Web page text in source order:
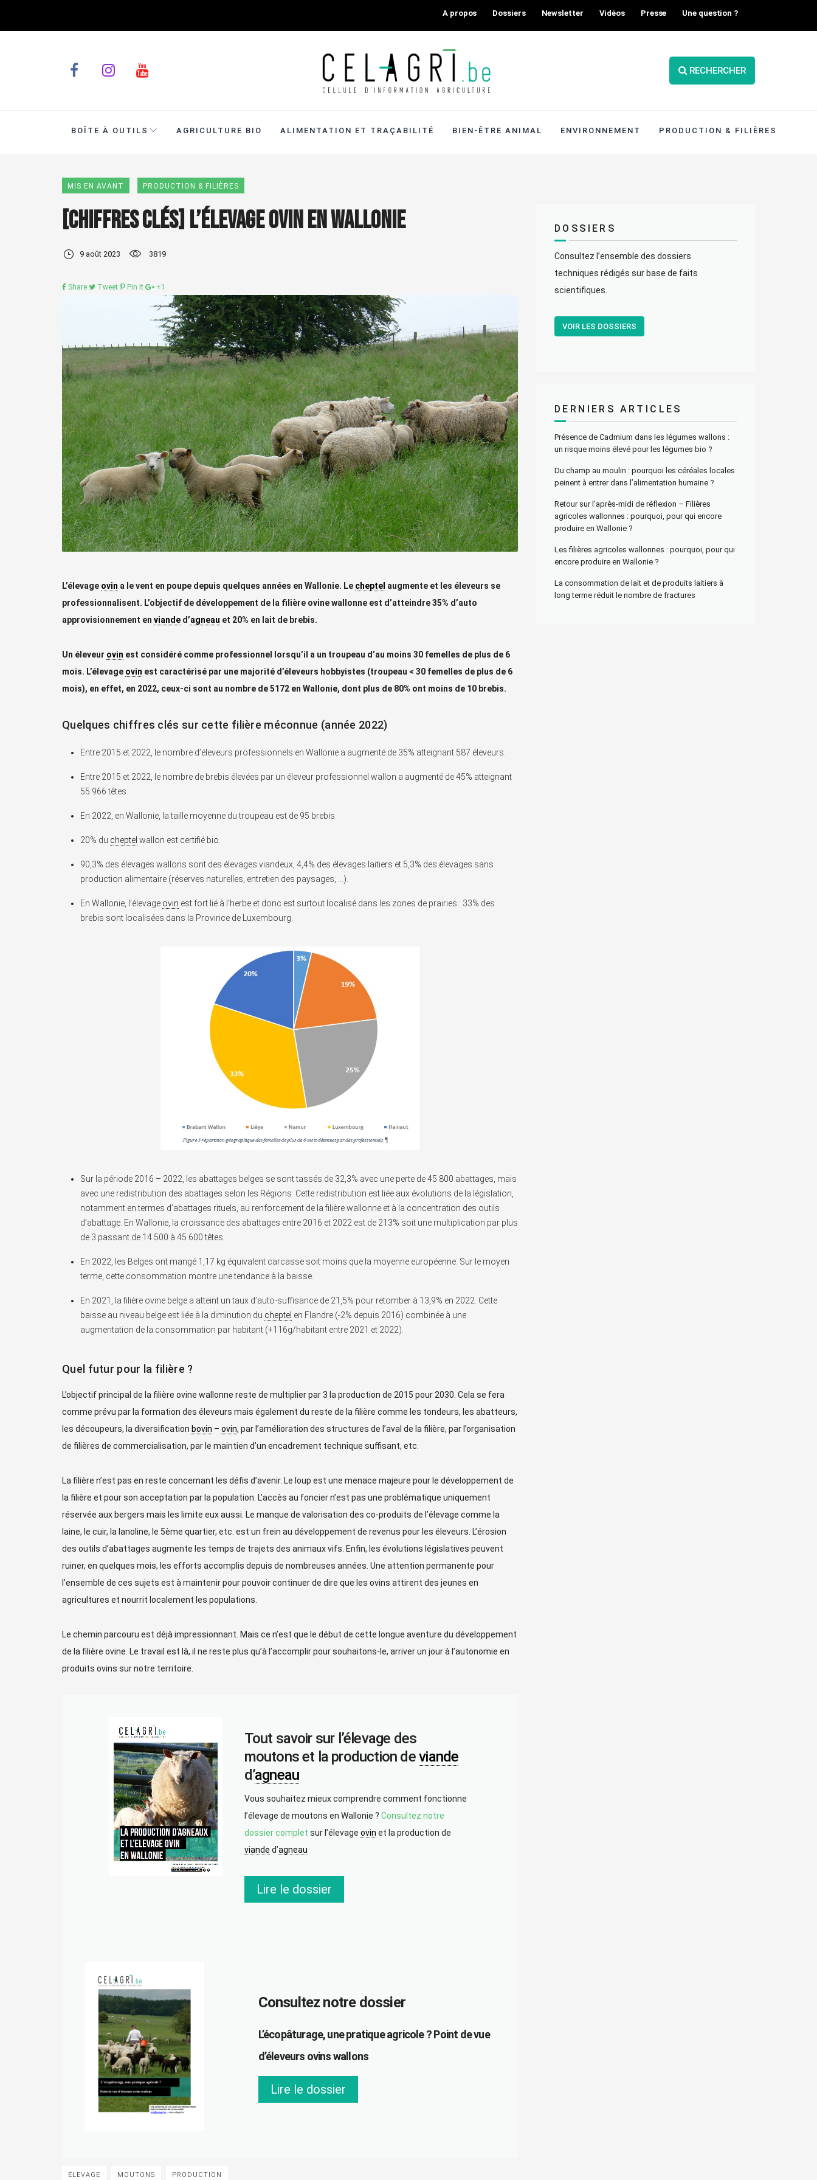
A propos Dossiers Newsletter Vidéos Presse Une question ?
RECHERCHER
BOÎTE À OUTILS AGRICULTURE BIO ALIMENTATION ET TRAÇABILITÉ BIEN-ÊTRE ANIMAL ENVIRONNEMENT PRODUCTION & FILIÈRES
MIS EN AVANT PRODUCTION & FILIÈRES
[Chiffres clés] L’élevage ovin en Wallonie
9 août 2023 3819
Share Tweet Pin It +1
L’élevage ovin a le vent en poupe depuis quelques années en Wallonie. Le cheptel augmente et les éleveurs se
professionnalisent. L’objectif de développement de la filière ovine wallonne est d’atteindre 35% d’auto
approvisionnement en viande d’agneau et 20% en lait de brebis.
Un éleveur ovin est considéré comme professionnel lorsqu’il a un troupeau d’au moins 30 femelles de plus de 6
mois. L’élevage ovin est caractérisé par une majorité d’éleveurs hobbyistes (troupeau < 30 femelles de plus de 6
mois), en effet, en 2022, ceux-ci sont au nombre de 5172 en Wallonie, dont plus de 80% ont moins de 10 brebis.
Quelques chiffres clés sur cette filière méconnue (année 2022)
Entre 2015 et 2022, le nombre d’éleveurs professionnels en Wallonie a augmenté de 35% atteignant 587 éleveurs.
Entre 2015 et 2022, le nombre de brebis élevées par un éleveur professionnel wallon a augmenté de 45% atteignant
55.966 têtes.
En 2022, en Wallonie, la taille moyenne du troupeau est de 95 brebis.
20% du cheptel wallon est certifié bio.
90,3% des élevages wallons sont des élevages viandeux, 4,4% des élevages laitiers et 5,3% des élevages sans
production alimentaire (réserves naturelles, entretien des paysages, …).
En Wallonie, l’élevage ovin est fort lié à l’herbe et donc est surtout localisé dans les zones de prairies : 33% des
brebis sont localisées dans la Province de Luxembourg.
Sur la période 2016 – 2022, les abattages belges se sont tassés de 32,3% avec une perte de 45 800 abattages, mais
avec une redistribution des abattages selon les Régions. Cette redistribution est liée aux évolutions de la législation,
notamment en termes d’abattages rituels, au renforcement de la filière wallonne et à la concentration des outils
d’abattage. En Wallonie, la croissance des abattages entre 2016 et 2022 est de 213% soit une multiplication par plus
de 3 passant de 14 500 à 45 600 têtes.
En 2022, les Belges ont mangé 1,17 kg équivalent carcasse soit moins que la moyenne européenne. Sur le moyen
terme, cette consommation montre une tendance à la baisse.
En 2021, la filière ovine belge a atteint un taux d’auto-suffisance de 21,5% pour retomber à 13,9% en 2022. Cette
baisse au niveau belge est liée à la diminution du cheptel en Flandre (-2% depuis 2016) combinée à une
augmentation de la consommation par habitant (+116g/habitant entre 2021 et 2022).
Quel futur pour la filière ?
L’objectif principal de la filière ovine wallonne reste de multiplier par 3 la production de 2015 pour 2030. Cela se fera
comme prévu par la formation des éleveurs mais également du reste de la filière comme les tondeurs, les abatteurs,
les découpeurs, la diversification bovin – ovin, par l’amélioration des structures de l’aval de la filière, par l’organisation
de filières de commercialisation, par le maintien d’un encadrement technique suffisant, etc.
La filière n’est pas en reste concernant les défis d’avenir. Le loup est une menace majeure pour le développement de
la filière et pour son acceptation par la population. L’accès au foncier n’est pas une problématique uniquement
réservée aux bergers mais les limite eux aussi. Le manque de valorisation des co-produits de l’élevage comme la
laine, le cuir, la lanoline, le 5ème quartier, etc. est un frein au développement de revenus pour les éleveurs. L’érosion
des outils d’abattages augmente les temps de trajets des animaux vifs. Enfin, les évolutions législatives peuvent
ruiner, en quelques mois, les efforts accomplis depuis de nombreuses années. Une attention permanente pour
l’ensemble de ces sujets est à maintenir pour pouvoir continuer de dire que les ovins attirent des jeunes en
agricultures et nourrit localement les populations.
Le chemin parcouru est déjà impressionnant. Mais ce n’est que le début de cette longue aventure du développement
de la filière ovine. Le travail est là, il ne reste plus qu’à l’accomplir pour souhaitons-le, arriver un jour à l’autonomie en
produits ovins sur notre territoire.
Tout savoir sur l’élevage des
moutons et la production deviande
d’agneau
Vous souhaitez mieux comprendre comment fonctionne
l’élevage de moutons en Wallonie ? Consultez notre
dossier complet sur l’élevage ovin et la production de
viande d’agneau
Lire le dossier
Consultez notre dossier
L’écopâturage, une pratique agricole ? Point de vue
d’éleveurs ovins wallons
Lire le dossier
ÉLEVAGE MOUTONS PRODUCTION
DOSSIERS
Consultez l’ensemble des dossiers
techniques rédigés sur base de faits
scientifiques.
VOIR LES DOSSIERS
DERNIERS ARTICLES
Présence de Cadmium dans les légumes wallons :
un risque moins élevé pour les légumes bio ?
Du champ au moulin : pourquoi les céréales locales
peinent à entrer dans l’alimentation humaine ?
Retour sur l’après-midi de réflexion – Filières
agricoles wallonnes : pourquoi, pour qui encore
produire en Wallonie ?
Les filières agricoles wallonnes : pourquoi, pour qui
encore produire en Wallonie ?
La consommation de lait et de produits laitiers à
long terme réduit le nombre de fractures